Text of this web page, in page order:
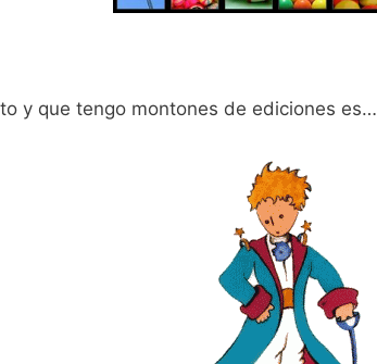
y que tengo montones de ediciones es…